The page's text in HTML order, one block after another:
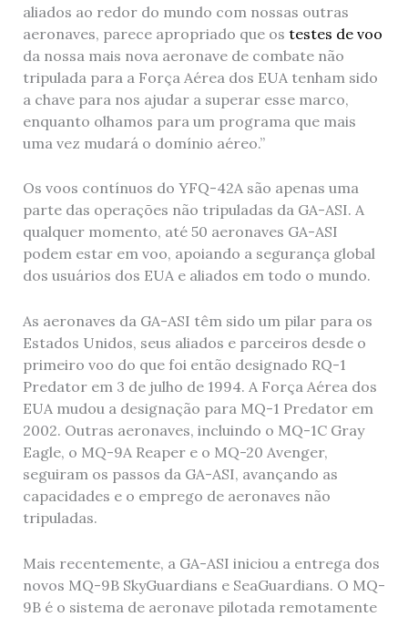
aliados ao redor do mundo com nossas outras
aeronaves, parece apropriado que os testes de voo
da nossa mais nova aeronave de combate não
tripulada para a Força Aérea dos EUA tenham sido
a chave para nos ajudar a superar esse marco,
enquanto olhamos para um programa que mais
uma vez mudará o domínio aéreo.”
Os voos contínuos do YFQ-42A são apenas uma
parte das operações não tripuladas da GA-ASI. A
qualquer momento, até 50 aeronaves GA-ASI
podem estar em voo, apoiando a segurança global
dos usuários dos EUA e aliados em todo o mundo.
As aeronaves da GA-ASI têm sido um pilar para os
Estados Unidos, seus aliados e parceiros desde o
primeiro voo do que foi então designado RQ-1
Predator em 3 de julho de 1994. A Força Aérea dos
EUA mudou a designação para MQ-1 Predator em
2002. Outras aeronaves, incluindo o MQ-1C Gray
Eagle, o MQ-9A Reaper e o MQ-20 Avenger,
seguiram os passos da GA-ASI, avançando as
capacidades e o emprego de aeronaves não
tripuladas.
Mais recentemente, a GA-ASI iniciou a entrega dos
novos MQ-9B SkyGuardians e SeaGuardians. O MQ-
9B é o sistema de aeronave pilotada remotamente